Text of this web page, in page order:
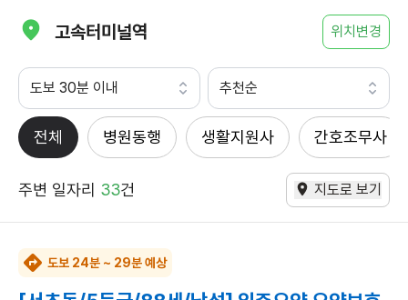
고속터미널역 위치변경
도보 30분 이내 추천순
전체 병원동행 생활지원사 간호조무사
주변 일자리 33건 지도로 보기
도보 24분 ~ 29분 예상